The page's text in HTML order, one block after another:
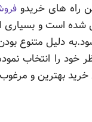
راه های خریدو
است و بسیاری
دلیل متنوع
خود را انتخاب
بهترین و